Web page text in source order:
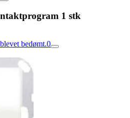
1 stk
bedømt.0